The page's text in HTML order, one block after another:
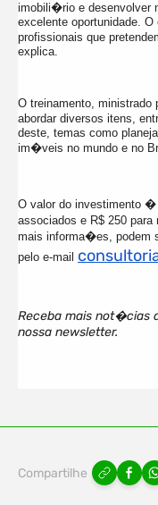
imobili�rio e
excelente oportunidade.
profissionais que
explica.
O treinamento, ministrado
abordar diversos itens,
deste, temas como
im�veis no mundo e no
O valor do investimento �
associados e R$ 250
mais informa�es, podem
pelo e-mail
Receba mais not�cias
nossa newsletter.
Compartilhe